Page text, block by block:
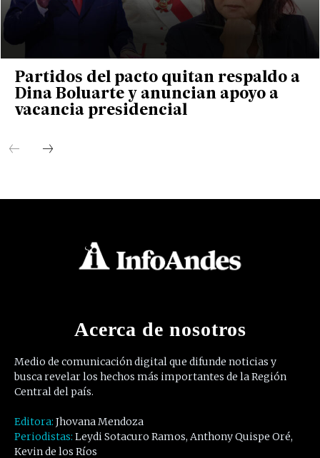
Partidos del pacto quitan respaldo a
Dina Boluarte y anuncian apoyo a
vacancia presidencial
Acerca de nosotros
Medio de comunicación digital que difunde noticias y
busca revelar los hechos más importantes de la Región
Central del país.
Editora: Jhovana Mendoza
Periodistas: Leydi Sotacuro Ramos, Anthony Quispe Oré,
Kevin de los Ríos